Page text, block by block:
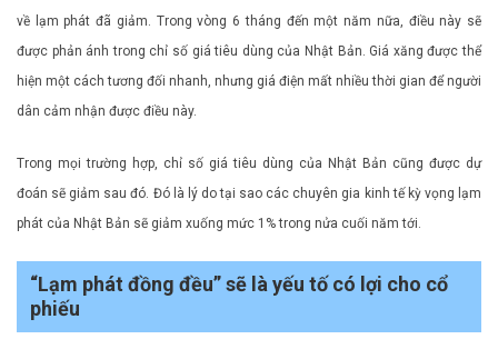
về lạm phát đã giảm. Trong vòng 6 tháng đến một năm nữa, điều này sẽ
được phản ánh trong chỉ số giá tiêu dùng của Nhật Bản. Giá xăng được thể
hiện một cách tương đối nhanh, nhưng giá điện mất nhiều thời gian để người
dân cảm nhận được điều này.
Trong mọi trường hợp, chỉ số giá tiêu dùng của Nhật Bản cũng được dự
đoán sẽ giảm sau đó. Đó là lý do tại sao các chuyên gia kinh tế kỳ vọng lạm
phát của Nhật Bản sẽ giảm xuống mức 1% trong nửa cuối năm tới.
“Lạm phát đồng đều” sẽ là yếu tố có lợi cho cổ
phiếu